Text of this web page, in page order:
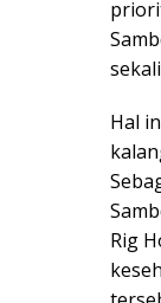
Hal
Rig